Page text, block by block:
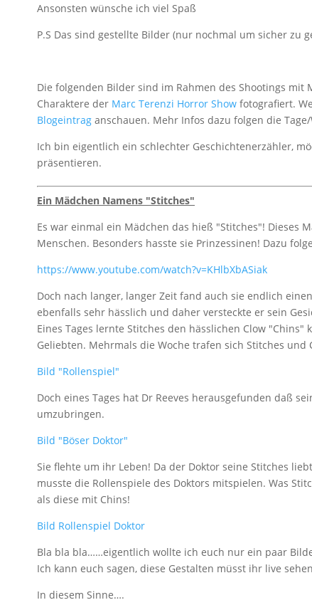
Ansonsten wünsche ich viel Spaß
P.S Das sind gestellte Bilder (nur nochmal um sicher zu
Die folgenden Bilder sind im Rahmen des Shootings
Charaktere der Marc Terenzi Horror Show fotografiert.
Blogeintrag anschauen. Mehr Infos dazu folgen die Tage/
Ich bin eigentlich ein schlechter Geschichtenerzähler,
präsentieren.
Ein Mädchen Namens "Stitches"
Es war einmal ein Mädchen das hieß "Stitches"! Dieses
Menschen. Besonders hasste sie Prinzessinen! Dazu
https://www.youtube.com/watch?v=KHlbXbASiak
Doch nach langer, langer Zeit fand auch sie endlich
ebenfalls sehr hässlich und daher versteckte er sein
Eines Tages lernte Stitches den hässlichen Clow
Geliebten. Mehrmals die Woche trafen sich Stitches
Bild "Rollenspiel"
Doch eines Tages hat Dr Reeves herausgefunden daß
umzubringen.
Bild "Böser Doktor"
Sie flehte um ihr Leben! Da der Doktor seine Stitches
musste die Rollenspiele des Doktors mitspielen. Was
als diese mit Chins!
Bild Rollenspiel Doktor
Bla bla bla……eigentlich wollte ich euch nur ein paar
Ich kann euch sagen, diese Gestalten müsst ihr live
In diesem Sinne….